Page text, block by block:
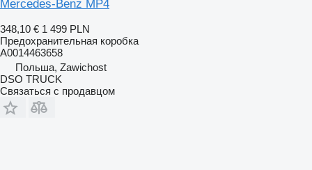
Mercedes-Benz MP4
348,10 € 1 499 PLN
Предохранительная коробка
A0014463658
Польша, Zawichost
DSO TRUCK
Связаться с продавцом